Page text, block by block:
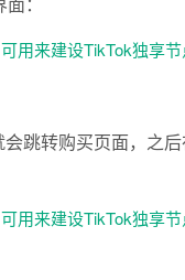
跳转购买页面，之